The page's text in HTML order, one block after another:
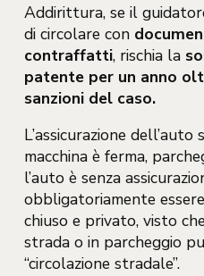
Addirittura, se il
di circolare con
contraffatti, rischia la
patente per un anno
sanzioni del caso.
L’assicurazione
macchina è ferma,
l’auto è senza
obbligatoriamente
chiuso e privato, visto
strada o in parcheggio
“circolazione stradale”.